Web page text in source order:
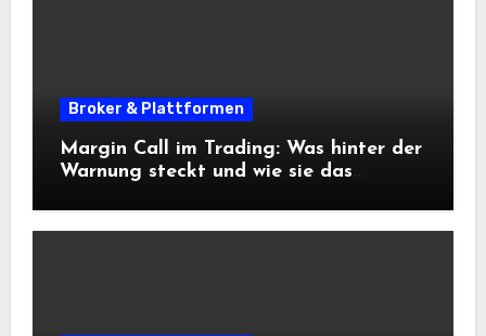
Broker & Plattformen
Margin Call im Trading: Was hinter der
Warnung steckt und wie sie das